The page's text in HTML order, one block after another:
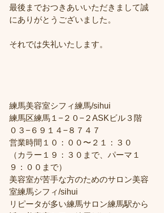
最後までおつきあいいただきまして誠
にありがとうございました。
それでは失礼いたします。
練馬美容室シフィ練馬/sihui
練馬区練馬１−２０−２ASKビル３階
０３−６９１４−８７４７
営業時間１０：００〜２１：３０
（カラー１９：３０まで、パーマ１
９：００まで）
美容室が苦手な方のためのサロン美容
室練馬シフィ/sihui
リピータが多い練馬サロン練馬駅から